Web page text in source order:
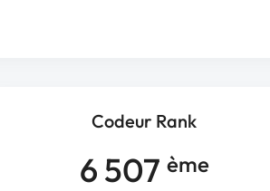
Codeur Rank
6 507 ème